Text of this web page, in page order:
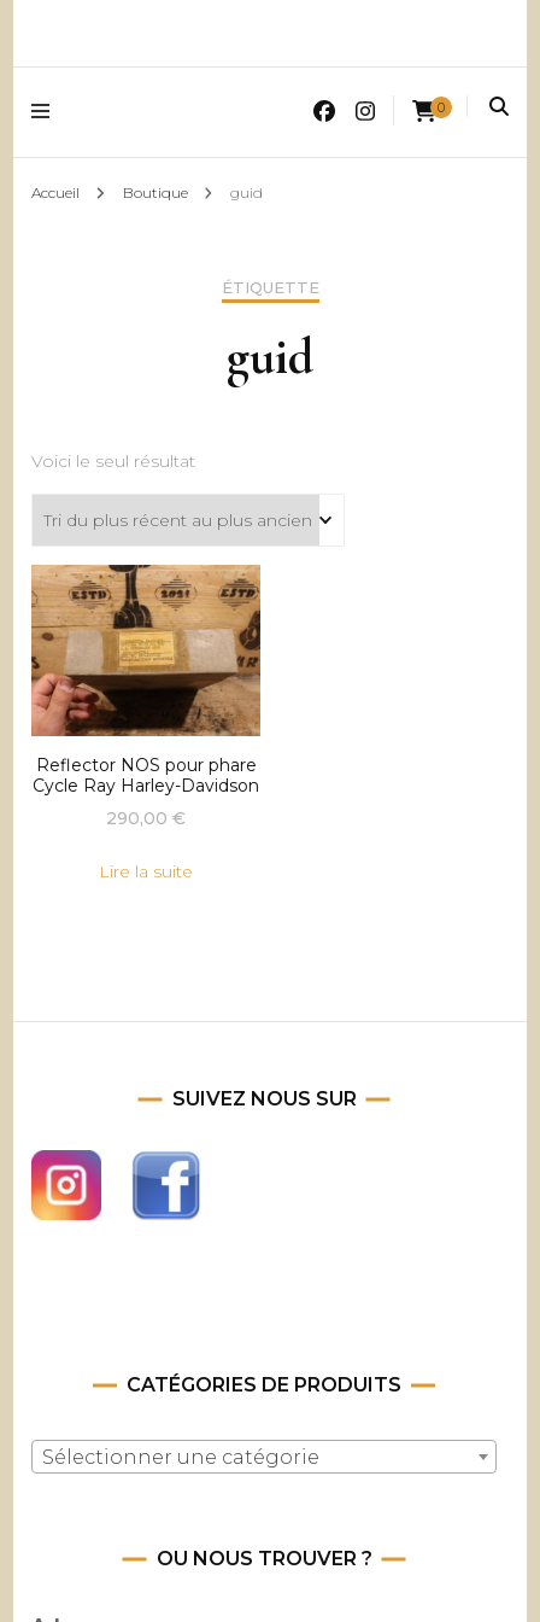
0
Accueil Boutique guid
ÉTIQUETTE
guid
Voici le seul résultat
Reflector NOS pour phare
Cycle Ray Harley-Davidson
290,00€
Lire la suite
SUIVEZ NOUS SUR
CATÉGORIES DE PRODUITS
Sélectionner une catégorie
OU NOUS TROUVER ?